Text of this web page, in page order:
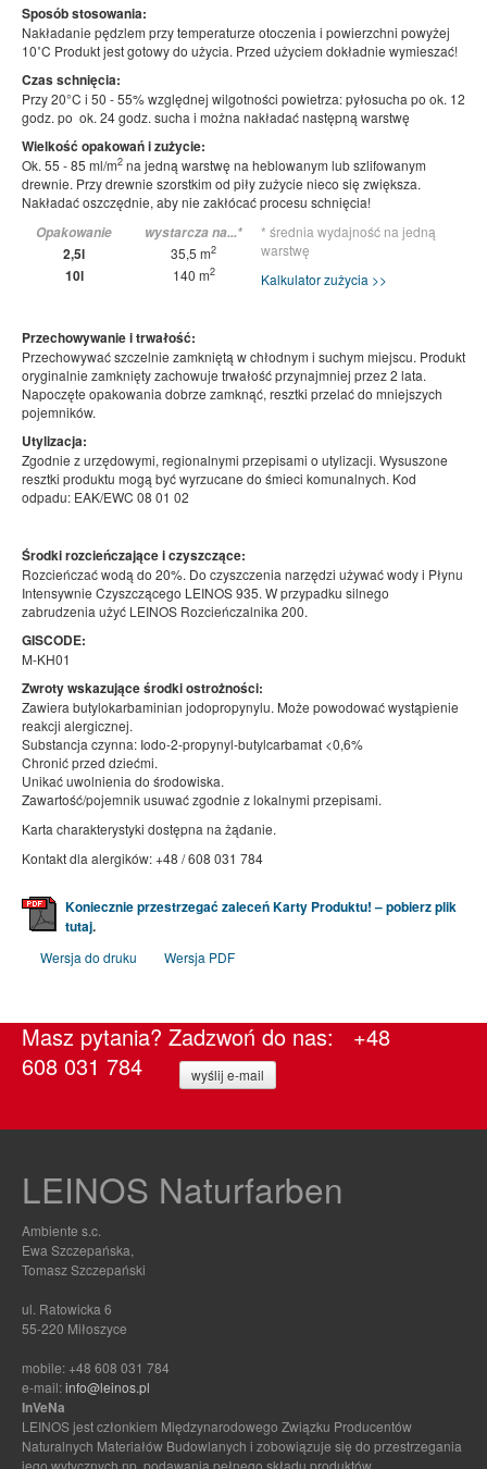
Sposób stosowania:
Nakładanie pędzlem przy temperaturze otoczenia i powierzchni powyżej
10˚C Produkt jest gotowy do użycia. Przed użyciem dokładnie wymieszać!
Czas schnięcia:
Przy 20°C i 50 - 55% względnej wilgotności powietrza: pyłosucha po ok. 12
godz. po ok. 24 godz. sucha i można nakładać następną warstwę
Wielkość opakowań i zużycie:
Ok. 55 - 85 ml/m2 na jedną warstwę na heblowanym lub szlifowanym
drewnie. Przy drewnie szorstkim od piły zużycie nieco się zwiększa.
Nakładać oszczędnie, aby nie zakłócać procesu schnięcia!
Opakowanie
wystarcza na...*
2,5l 35,5 m2
10l 140 m2
* średnia wydajność na jedną
warstwę
Kalkulator zużycia >>
Przechowywanie i trwałość:
Przechowywać szczelnie zamkniętą w chłodnym i suchym miejscu. Produkt
oryginalnie zamknięty zachowuje trwałość przynajmniej przez 2 lata.
Napoczęte opakowania dobrze zamknąć, resztki przelać do mniejszych
pojemników.
Utylizacja:
Zgodnie z urzędowymi, regionalnymi przepisami o utylizacji. Wysuszone
resztki produktu mogą być wyrzucane do śmieci komunalnych. Kod
odpadu: EAK/EWC 08 01 02
Środki rozcieńczające i czyszczące:
Rozcieńczać wodą do 20%. Do czyszczenia narzędzi używać wody i Płynu
Intensywnie Czyszczącego LEINOS 935. W przypadku silnego
zabrudzenia użyć LEINOS Rozcieńczalnika 200.
GISCODE:
M-KH01
Zwroty wskazujące środki ostrożności:
Zawiera butylokarbaminian jodopropynylu. Może powodować wystąpienie
reakcji alergicznej.
Substancja czynna: Iodo-2-propynyl-butylcarbamat <0,6%
Chronić przed dziećmi.
Unikać uwolnienia do środowiska.
Zawartość/pojemnik usuwać zgodnie z lokalnymi przepisami.
Karta charakterystyki dostępna na żądanie.
Kontakt dla alergików: +48 / 608 031 784
Koniecznie przestrzegać zaleceń Karty Produktu! – pobierz plik
tutaj.
Wersja do druku Wersja PDF
Masz pytania? Zadzwoń do nas: +48
608 031 784
wyślij e-mail
LEINOS Naturfarben
Ambiente s.c.
Ewa Szczepańska,
Tomasz Szczepański
ul. Ratowicka 6
55-220 Miłoszyce
mobile: +48 608 031 784
e-mail:info@leinos.pl
InVeNa
LEINOS jest członkiem Międzynarodowego Związku Producentów
Naturalnych Materiałów Budowlanych i zobowiązuje się do przestrzegania
jego wytycznych np. podawania pełnego składu produktów.